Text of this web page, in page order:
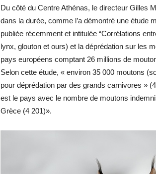
Du côté du Centre Athénas, le directeur Gilles
dans la durée, comme l’a démontré une étude
publiée récemment et intitulée “Corrélations
lynx, glouton et ours) et la déprédation sur les
pays européens comptant 26 millions de
Selon cette étude, « environ 35 000 moutons
pour déprédation par des grands carnivores »
est le pays avec le nombre de moutons
Grèce (4 201)».